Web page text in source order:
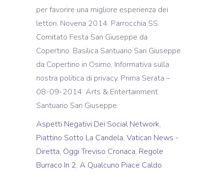
Aspetti Negativi Dei Social Network,
Piattino Sotto La Candela, Vatican News -
Diretta, Oggi Treviso Cronaca, Regole
Burraco In 2, A Qualcuno Piace Caldo